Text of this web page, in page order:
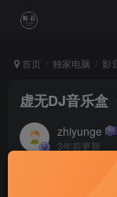
首页 独家电脑 影
虚无DJ音乐盒
zhiyunge
3年前更新